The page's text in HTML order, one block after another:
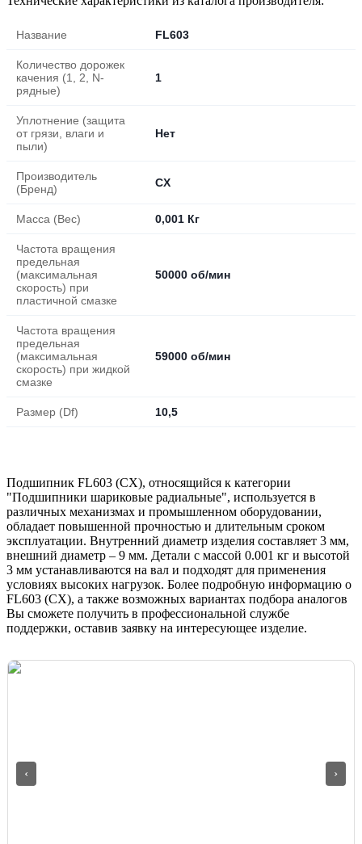
Название FL603
Количество дорожек
качения (1, 2, N-
рядные)
1
Уплотнение (защита
от грязи, влаги и
пыли)
Нет
Производитель
(Бренд)
CX
Масса (Вес) 0,001 Кг
Частота вращения
предельная
(максимальная
скорость) при
пластичной смазке
50000 об/мин
Частота вращения
предельная
(максимальная
скорость) при жидкой
смазке
59000 об/мин
Размер (Df) 10,5
Подшипник FL603 (CX), относящийся к категории
"Подшипники шариковые радиальные", используется в
различных механизмах и промышленном оборудовании,
обладает повышенной прочностью и длительным сроком
эксплуатации. Внутренний диаметр изделия составляет 3 мм,
внешний диаметр – 9 мм. Детали с массой 0.001 кг и высотой
3 мм устанавливаются на вал и подходят для применения
условиях высоких нагрузок. Более подробную информацию о
FL603 (CX), а также возможных вариантах подбора аналогов
Вы сможете получить в профессиональной службе
поддержки, оставив заявку на интересующее изделие.
‹ ›